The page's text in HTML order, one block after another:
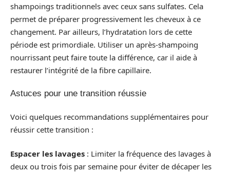
shampoings traditionnels avec ceux sans sulfates. Cela
permet de préparer progressivement les cheveux à ce
changement. Par ailleurs, l’hydratation lors de cette
période est primordiale. Utiliser un après-shampoing
nourrissant peut faire toute la différence, car il aide à
restaurer l’intégrité de la fibre capillaire.
Astuces pour une transition réussie
Voici quelques recommandations supplémentaires pour
réussir cette transition :
Espacer les lavages : Limiter la fréquence des lavages à
deux ou trois fois par semaine pour éviter de décaper les